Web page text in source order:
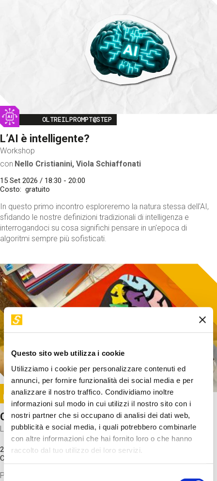
Questo sito web utilizza i cookie
Utilizziamo i cookie per personalizzare contenuti ed
annunci, per fornire funzionalità dei social media e per
analizzare il nostro traffico. Condividiamo inoltre
informazioni sul modo in cui utilizzi il nostro sito con i
nostri partner che si occupano di analisi dei dati web,
pubblicità e social media, i quali potrebbero combinarle
con altre informazioni che hai fornito loro o che hanno
raccolto dal tuo utilizzo dei loro servizi.
Selezione
Image
OLTREILPROMPT@STEP
L’AI è intelligente?
Workshop
con Nello Cristianini, Viola Schiaffonati
15 Set 2026 / 18:30 - 20:00
Costo
gratuito
In questo primo incontro esploreremo la natura stessa dell'AI,
sfidando le nostre definizioni tradizionali di intelligenza e
interrogandoci su cosa significhi pensare in un'epoca di
algoritmi sempre più sofisticati.
Image
SUNDAY@STEP
Come funziona il cervello?
Laboratorio
20 Set 2026 / 11:15 - 13:00
Costo
Proveremo a costruire un cervello in cartoncino cercando di